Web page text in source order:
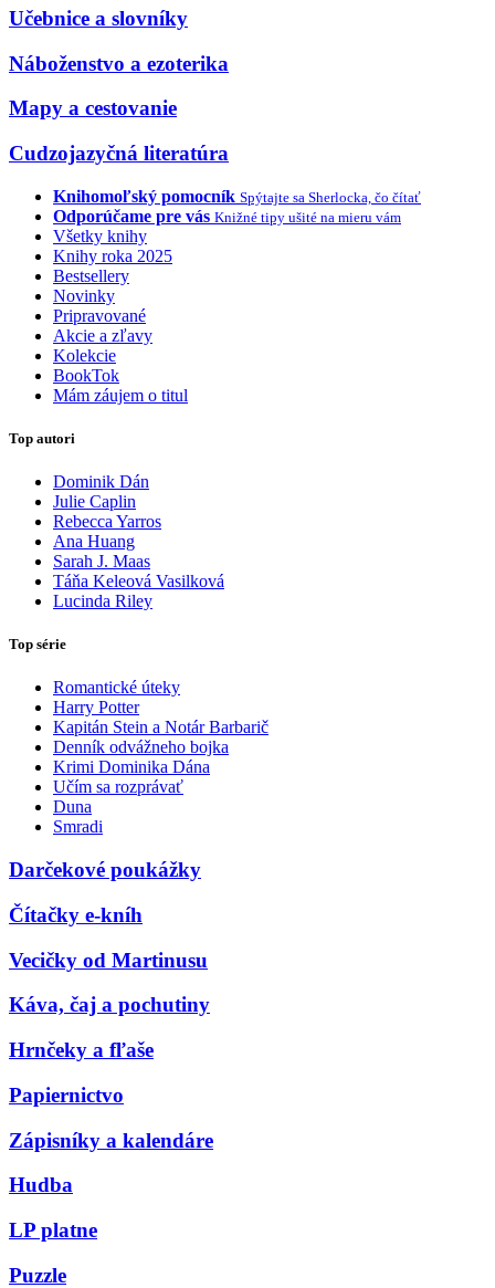
Učebnice a slovníky
Náboženstvo a ezoterika
Mapy a cestovanie
Cudzojazyčná literatúra
Knihomoľský pomocník Spýtajte sa Sherlocka, čo čítať
Odporúčame pre vás Knižné tipy ušité na mieru vám
Všetky knihy
Knihy roka 2025
Bestsellery
Novinky
Pripravované
Akcie a zľavy
Kolekcie
BookTok
Mám záujem o titul
Top autori
Dominik Dán
Julie Caplin
Rebecca Yarros
Ana Huang
Sarah J. Maas
Táňa Keleová Vasilková
Lucinda Riley
Top série
Romantické úteky
Harry Potter
Kapitán Stein a Notár Barbarič
Denník odvážneho bojka
Krimi Dominika Dána
Učím sa rozprávať
Duna
Smradi
Darčekové poukážky
Čítačky e-kníh
Vecičky od Martinusu
Káva, čaj a pochutiny
Hrnčeky a fľaše
Papiernictvo
Zápisníky a kalendáre
Hudba
LP platne
Puzzle